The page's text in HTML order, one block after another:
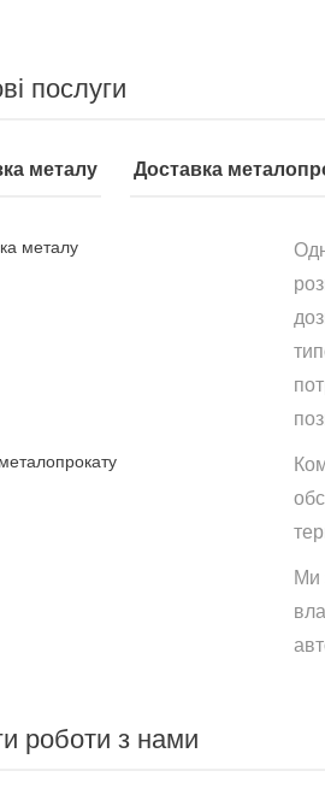
послуги
металу Доставка
Ми
роботи з нами